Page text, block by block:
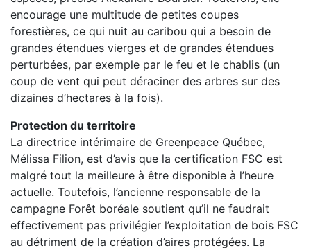
encourage une multitude de petites coupes
forestières, ce qui nuit au caribou qui a besoin de
grandes étendues vierges et de grandes étendues
perturbées, par exemple par le feu et le chablis (un
coup de vent qui peut déraciner des arbres sur des
dizaines d’hectares à la fois).
Protection du territoire
La directrice intérimaire de Greenpeace Québec,
Mélissa Filion, est d’avis que la certification FSC est
malgré tout la meilleure à être disponible à l’heure
actuelle. Toutefois, l’ancienne responsable de la
campagne Forêt boréale soutient qu’il ne faudrait
effectivement pas privilégier l’exploitation de bois FSC
au détriment de la création d’aires protégées. La